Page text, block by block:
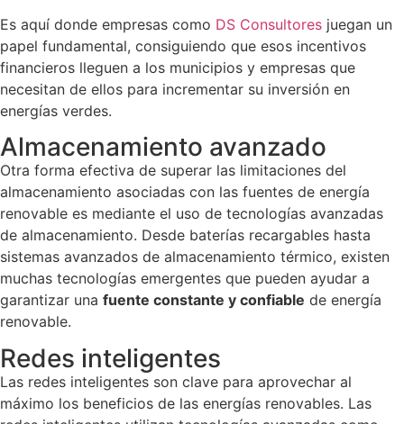
Es aquí donde empresas como DS Consultores juegan un
papel fundamental, consiguiendo que esos incentivos
financieros lleguen a los municipios y empresas que
necesitan de ellos para incrementar su inversión en
energías verdes.
Almacenamiento avanzado
Otra forma efectiva de superar las limitaciones del
almacenamiento asociadas con las fuentes de energía
renovable es mediante el uso de tecnologías avanzadas
de almacenamiento. Desde baterías recargables hasta
sistemas avanzados de almacenamiento térmico, existen
muchas tecnologías emergentes que pueden ayudar a
garantizar una fuente constante y confiable de energía
renovable.
Redes inteligentes
Las redes inteligentes son clave para aprovechar al
máximo los beneficios de las energías renovables. Las